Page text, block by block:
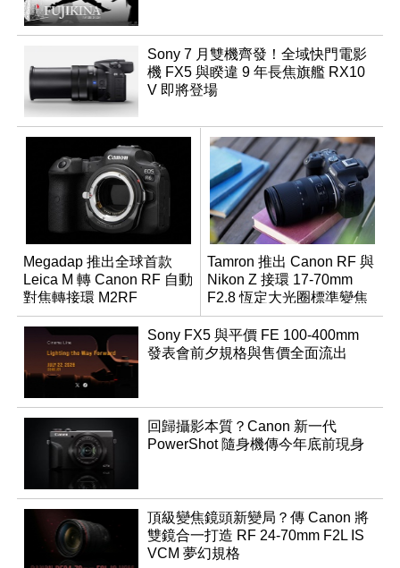
Sony 7 月雙機齊發！全域快門電影
機 FX5 與睽違 9 年長焦旗艦 RX10
V 即將登場
Megadap 推出全球首款
Leica M 轉 Canon RF 自動
對焦轉接環 M2RF
Tamron 推出 Canon RF 與
Nikon Z 接環 17-70mm
F2.8 恆定大光圈標準變焦
鏡
Sony FX5 與平價 FE 100-400mm
發表會前夕規格與售價全面流出
回歸攝影本質？Canon 新一代
PowerShot 隨身機傳今年底前現身
頂級變焦鏡頭新變局？傳 Canon 將
雙鏡合一打造 RF 24-70mm F2L IS
VCM 夢幻規格